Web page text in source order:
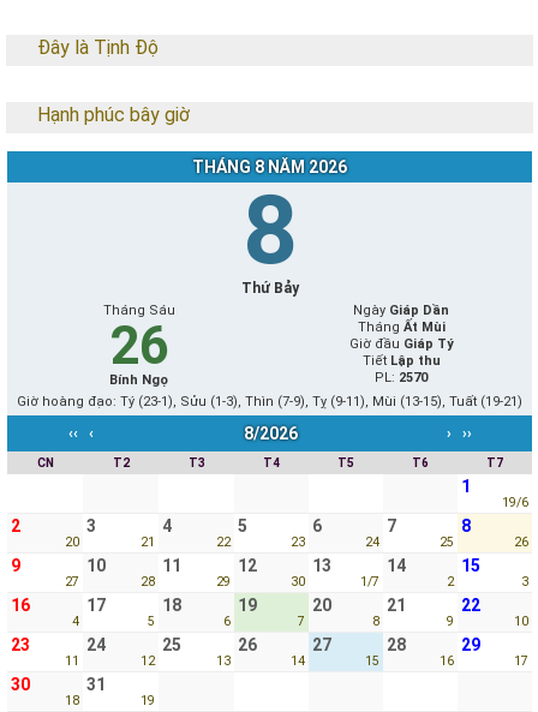
Đây là Tịnh Độ
Hạnh phúc bây giờ
THÁNG 8 NĂM 2026
8
Thứ Bảy
Tháng Sáu
26
Bính Ngọ
Ngày Giáp Dần
Tháng Ất Mùi
Giờ đầu Giáp Tý
Tiết Lập thu
PL: 2570
Giờ hoàng đạo: Tý (23-1), Sửu (1-3), Thìn (7-9), Tỵ (9-11), Mùi (13-15), Tuất (19-21)
‹‹ ‹ 8/2026 › ››
CN T2 T3 T4 T5 T6 T7
1
19/6
2
20
3
21
4
22
5
23
6
24
7
25
8
26
9
27
10
28
11
29
12
30
13
1/7
14
2
15
3
16
4
17
5
18
6
19
7
20
8
21
9
22
10
23
11
24
12
25
13
26
14
27
15
28
16
29
17
30
18
31
19